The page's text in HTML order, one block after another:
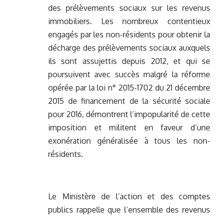
des prélèvements sociaux sur les revenus
immobiliers. Les nombreux contentieux
engagés par les non-résidents pour obtenir la
décharge des prélèvements sociaux auxquels
ils sont assujettis depuis 2012, et qui se
poursuivent avec succès malgré la réforme
opérée par la loi n° 2015-1702 du 21 décembre
2015 de financement de la sécurité sociale
pour 2016, démontrent l’impopularité de cette
imposition et militent en faveur d’une
exonération généralisée à tous les non-
résidents.
Le Ministère de l’action et des comptes
publics rappelle que l’ensemble des revenus